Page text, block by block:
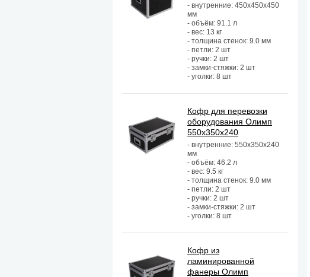
- внутренние: 450х450х450
мм
- объём: 91.1 л
- вес: 13 кг
- толщина стенок: 9.0 мм
- петли: 2 шт
- ручки: 2 шт
- замки-стяжки: 2 шт
- уголки: 8 шт
Кофр для перевозки
оборудования Олимп
550х350х240
- внутренние: 550х350х240
мм
- объём: 46.2 л
- вес: 9.5 кг
- толщина стенок: 9.0 мм
- петли: 2 шт
- ручки: 2 шт
- замки-стяжки: 2 шт
- уголки: 8 шт
Кофр из
ламинированной
фанеры Олимп